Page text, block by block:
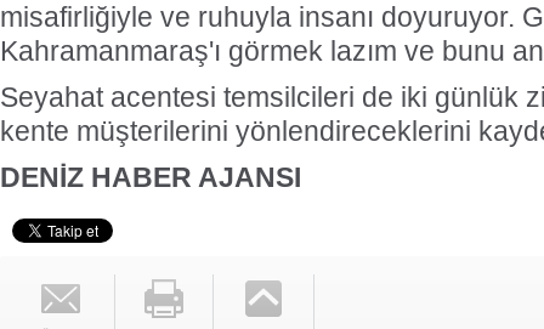
misafirliğiyle ve ruhuyla insanı doyuruyor.
Kahramanmaraş'ı görmek lazım ve bunu
Seyahat acentesi temsilcileri de iki günlük
kente müşterilerini yönlendireceklerini
DENİZ HABER AJANSI